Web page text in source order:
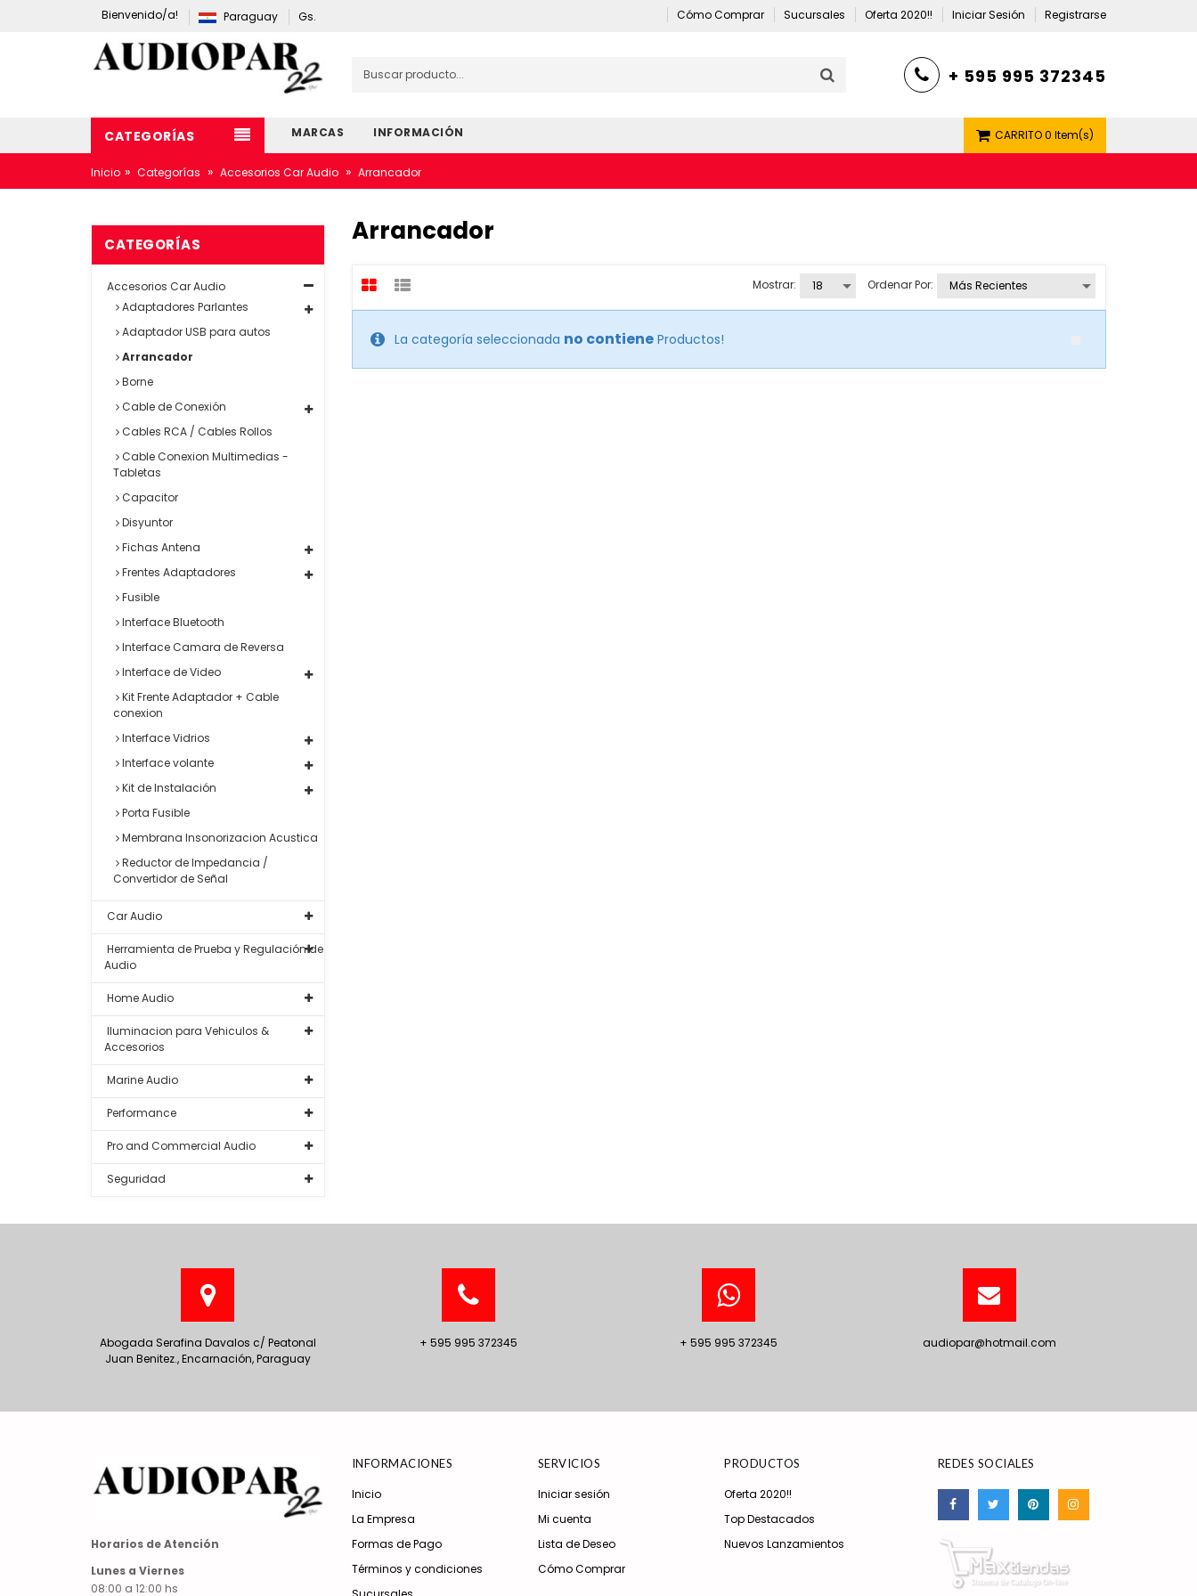
Bienvenido/a! Paraguay Gs. Cómo Comprar Sucursales Oferta 2020!! Iniciar Sesión Registrarse
+ 595 995 372345
CATEGORÍAS MARCAS INFORMACIÓN CARRITO0 Item(s)
Inicio » Categorías » Accesorios Car Audio » Arrancador
Arrancador
Mostrar: Ordenar Por:
La categoría seleccionada no contieneProductos!
CATEGORÍAS
Accesorios Car Audio
Adaptadores Parlantes
Adaptador USB para autos
Arrancador
Borne
Cable de Conexión
Cables RCA / Cables Rollos
Cable Conexion Multimedias -
Tabletas
Capacitor
Disyuntor
Fichas Antena
Frentes Adaptadores
Fusible
Interface Bluetooth
Interface Camara de Reversa
Interface de Video
Kit Frente Adaptador + Cable
conexion
Interface Vidrios
Interface volante
Kit de Instalación
Porta Fusible
Membrana Insonorizacion Acustica
Reductor de Impedancia /
Convertidor de Señal
Car Audio
Herramienta de Prueba y Regulación de
Audio
Home Audio
Iluminacion para Vehiculos &
Accesorios
Marine Audio
Performance
Pro and Commercial Audio
Seguridad
Abogada Serafina Davalos c/ Peatonal
Juan Benitez., Encarnación, Paraguay
+ 595 995 372345 + 595 995 372345 audiopar@hotmail.com
Horarios de Atención
Lunes a Viernes
08:00 a 12:00 hs
INFORMACIONES
Inicio
La Empresa
Formas de Pago
Términos y condiciones
SERVICIOS
Iniciar sesión
Mi cuenta
Lista de Deseo
Cómo Comprar
PRODUCTOS
Oferta 2020!!
Top Destacados
Nuevos Lanzamientos
REDES SOCIALES